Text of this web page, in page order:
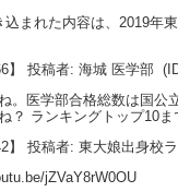
まれた内容は、2019年
】 投稿者: 海城 医学部
。医学部合格総数は国公
？ ランキングトップ10
】 投稿者: 東大娘出身校
jZVaY8rW0OU